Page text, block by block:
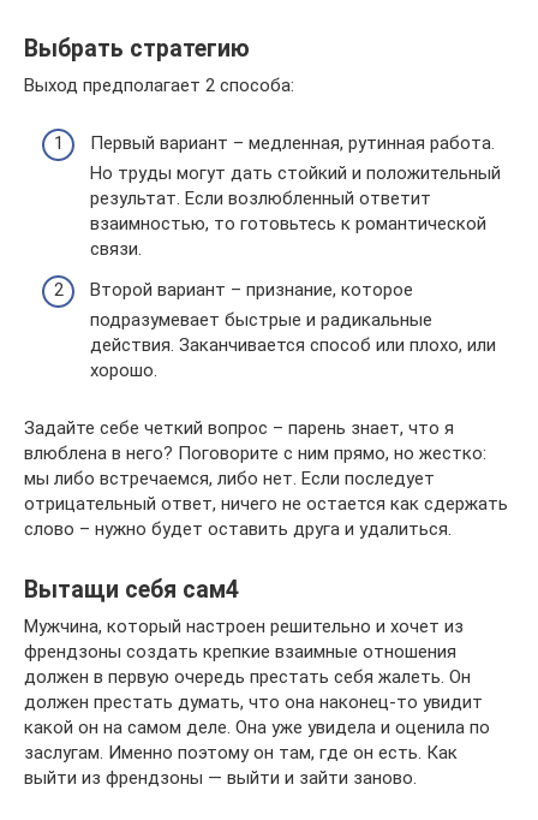
Выбрать стратегию
Выход предполагает 2 способа:
Первый вариант – медленная, рутинная работа.
Но труды могут дать стойкий и положительный
результат. Если возлюбленный ответит
взаимностью, то готовьтесь к романтической
связи.
Второй вариант – признание, которое
подразумевает быстрые и радикальные
действия. Заканчивается способ или плохо, или
хорошо.
Задайте себе четкий вопрос – парень знает, что я
влюблена в него? Поговорите с ним прямо, но жестко:
мы либо встречаемся, либо нет. Если последует
отрицательный ответ, ничего не остается как сдержать
слово – нужно будет оставить друга и удалиться.
Вытащи себя сам4
Мужчина, который настроен решительно и хочет из
френдзоны создать крепкие взаимные отношения
должен в первую очередь престать себя жалеть. Он
должен престать думать, что она наконец-то увидит
какой он на самом деле. Она уже увидела и оценила по
заслугам. Именно поэтому он там, где он есть. Как
выйти из френдзоны — выйти и зайти заново.